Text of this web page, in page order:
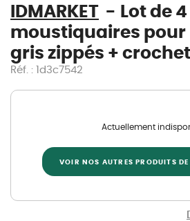
IDMARKET
Lot de 4
moustiquaires pour
gris zippés +
Réf. : 1d3c7542
Actuellement
VOIR NOS AUTRES PRODUITS